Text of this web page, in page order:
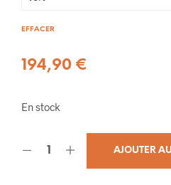
EFFACER
194,90 €
En stock
AJOUTER